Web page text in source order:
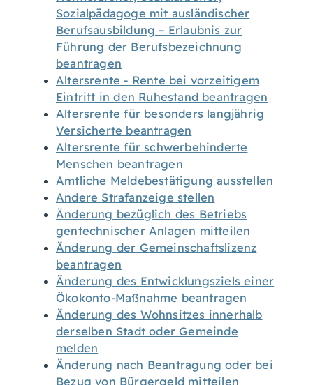
Sozialpädagoge mit ausländischer
Berufsausbildung – Erlaubnis zur
Führung der Berufsbezeichnung
beantragen
Altersrente - Rente bei vorzeitigem
Eintritt in den Ruhestand beantragen
Altersrente für besonders langjährig
Versicherte beantragen
Altersrente für schwerbehinderte
Menschen beantragen
Amtliche Meldebestätigung ausstellen
Andere Strafanzeige stellen
Änderung bezüglich des Betriebs
gentechnischer Anlagen mitteilen
Änderung der Gemeinschaftslizenz
beantragen
Änderung des Entwicklungsziels einer
Ökokonto-Maßnahme beantragen
Änderung des Wohnsitzes innerhalb
derselben Stadt oder Gemeinde
melden
Änderung nach Beantragung oder bei
Bezug von Bürgergeld mitteilen